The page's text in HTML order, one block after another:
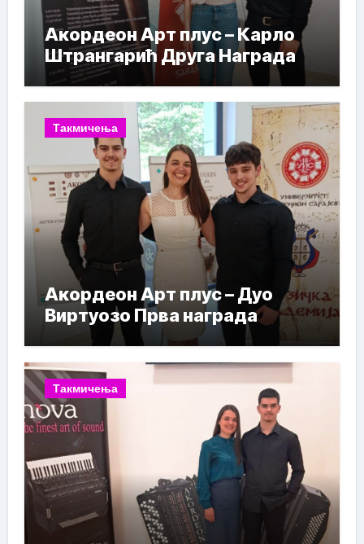
Акордеон Арт плус – Карло
Штрангарић Друга Награда
Такмичења
Акордеон Арт плус – Дуо
Виртуозо Прва награда
Такмичења